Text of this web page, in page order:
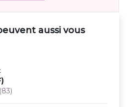
aussi vous
(83)